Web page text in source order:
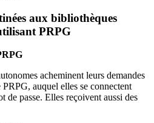
aux bibliothèques
PRPG
acheminent leurs demandes
auquel elles se connectent
de passe. Elles reçoivent aussi des